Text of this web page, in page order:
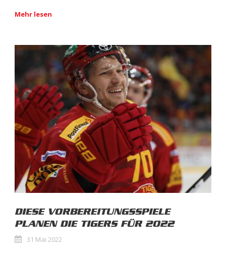
Mehr lesen
DIESE VORBEREITUNGSSPIELE
PLANEN DIE TIGERS FÜR 2022
31 Mai 2022